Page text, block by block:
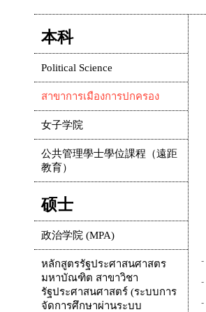
-
-
-
本科
Political Science
สาขาการเมืองการปกครอง
女子学院
公共管理學士學位課程（遠距
教育）
硕士
政治学院 (MPA)
หลักสูตรรัฐประศาสนศาสตร
มหาบัณฑิต สาขาวิชา
รัฐประศาสนศาสตร์ (ระบบการ
จัดการศึกษาผ่านระบบ